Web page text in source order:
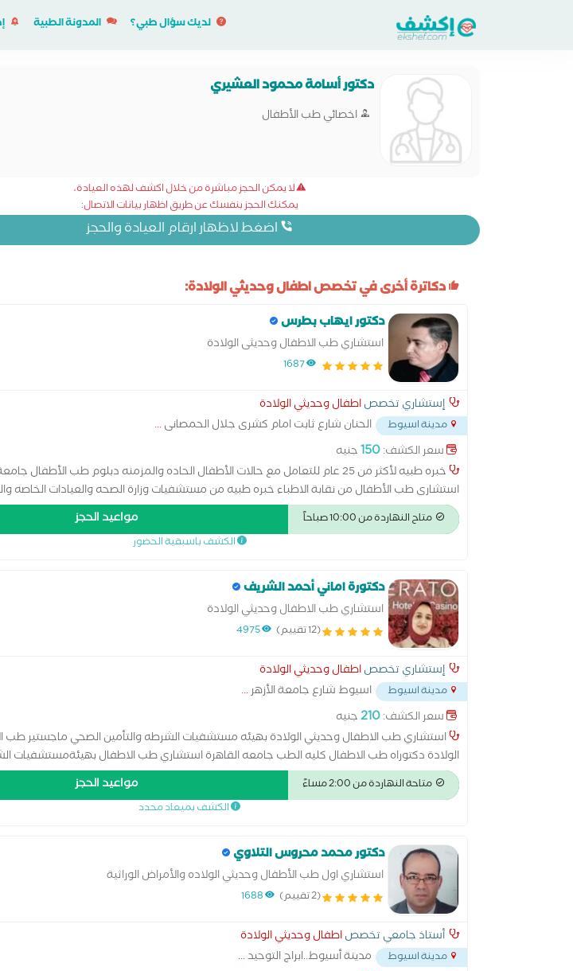
لديك سؤال طبي؟ المدونة الطبية
دكتور أسامة محمود العشيري
اخصائي طب الأطفال
لا يمكن الحجز مباشرة من خلال اكشف لهذه العيادة،
يمكنك الحجز بنفسك عن طريق اظهار بيانات الاتصال:
اضغط لاظهار ارقام العيادة والحجز
دكاترة أخرى في تخصص اطفال وحديثي الولادة:
دكتور ايهاب بطرس
استشاري طب الاطفال وحديثى الولادة
1687
إستشاري تخصصاطفال وحديثي الولادة
مدينة اسيوط الحنان شارع ثابت امام كشرى جلال الحمصانى...
سعر الكشف:150جنيه
خبره طبيه لأكثر من 25 عام للتعامل مع حالات الأطفال الحاده والمزمنه دبلوم طب
استشارى طب الأطفال من نقابة الاطباء خبره طبيه من مستشفيات وزارة الصحه والعيادات الخاصه
الخاصه.
متاح النهاردة من 10:00 صباحاً مواعيد الحجز
الكشف باسبقية الحضور
دكتورة اماني أحمد الشريف
استشاري طب الاطفال وحديثي الولادة
(12 تقييم) 4975
إستشاري تخصصاطفال وحديثي الولادة
مدينة اسيوط اسيوط شارع جامعة الأزهر...
سعر الكشف:210جنيه
استشاري طب الاطفال وحديثي الولادة بهيئه مستشفيات الشرطه والتأمين الصحي ماجستير طب
الولادة دكتوراه طب الاطفال كليه الطب جامعه القاهرة استشاري طب الاطفال بهيئةمستشفيات
الصحي
متاحة النهاردة من 2:00 مساءً مواعيد الحجز
الكشف بميعاد محدد
دكتور محمد محروس التلاوي
استشاري اول طب الأطفال وحديثي الولاده والأمراض الوراثية
(2 تقييم) 1688
أستاذ جامعي تخصصاطفال وحديثي الولادة
مدينة اسيوط مدينة أسيوط..ابراج التوحيد...